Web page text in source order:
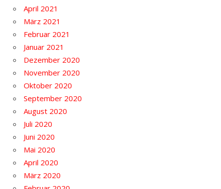
April 2021
März 2021
Februar 2021
Januar 2021
Dezember 2020
November 2020
Oktober 2020
September 2020
August 2020
Juli 2020
Juni 2020
Mai 2020
April 2020
März 2020